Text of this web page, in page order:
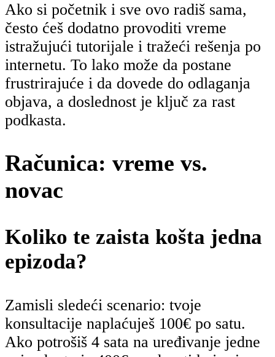
Ako si početnik i sve ovo radiš sama,
često ćeš dodatno provoditi vreme
istražujući tutorijale i tražeći rešenja po
internetu. To lako može da postane
frustrirajuće i da dovede do odlaganja
objava, a doslednost je ključ za rast
podkasta.
Računica: vreme vs.
novac
Koliko te zaista košta jedna
epizoda?
Zamisli sledeći scenario: tvoje
konsultacije naplaćuješ 100€ po satu.
Ako potrošiš 4 sata na uređivanje jedne